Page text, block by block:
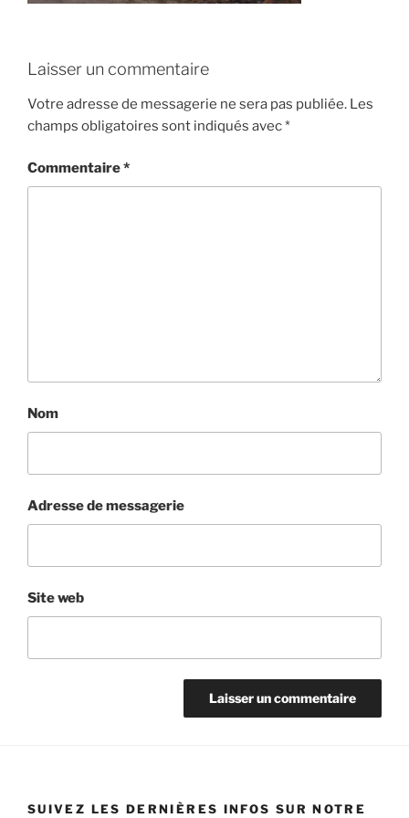
Laisser un commentaire
Votre adresse de messagerie ne sera pas publiée. Les
champs obligatoires sont indiqués avec*
Commentaire*
Nom
Adresse de messagerie
Site web
SUIVEZ LES DERNIÈRES INFOS SUR NOTRE